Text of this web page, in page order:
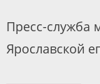
Пресс-служба
Ярославской